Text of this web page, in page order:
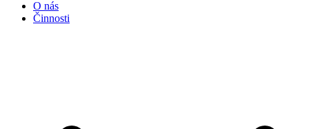
O nás
Činnosti